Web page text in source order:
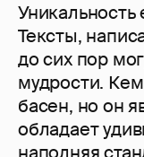
Уникальность
Тексты,
до сих пор
мудрости.
басен, но он
обладает